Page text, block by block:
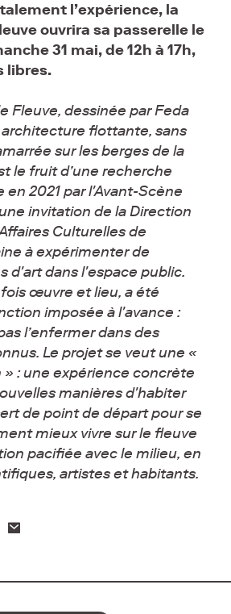
l’expérience, la
ouvrira sa passerelle le
31 mai, de 12h à 17h,
libres.
Fleuve, dessinée par Feda
architecture flottante, sans
sur les berges de la
le fruit d’une recherche
2021 par l'Avant-Scène
invitation de la Direction
Culturelles de
à expérimenter de
d'art dans l'espace public.
œuvre et lieu, a été
imposée à l'avance :
l’enfermer dans des
Le projet se veut une «
: une expérience concrète
manières d'habiter
de point de départ pour se
mieux vivre sur le fleuve
pacifiée avec le milieu, en
artistes et habitants.